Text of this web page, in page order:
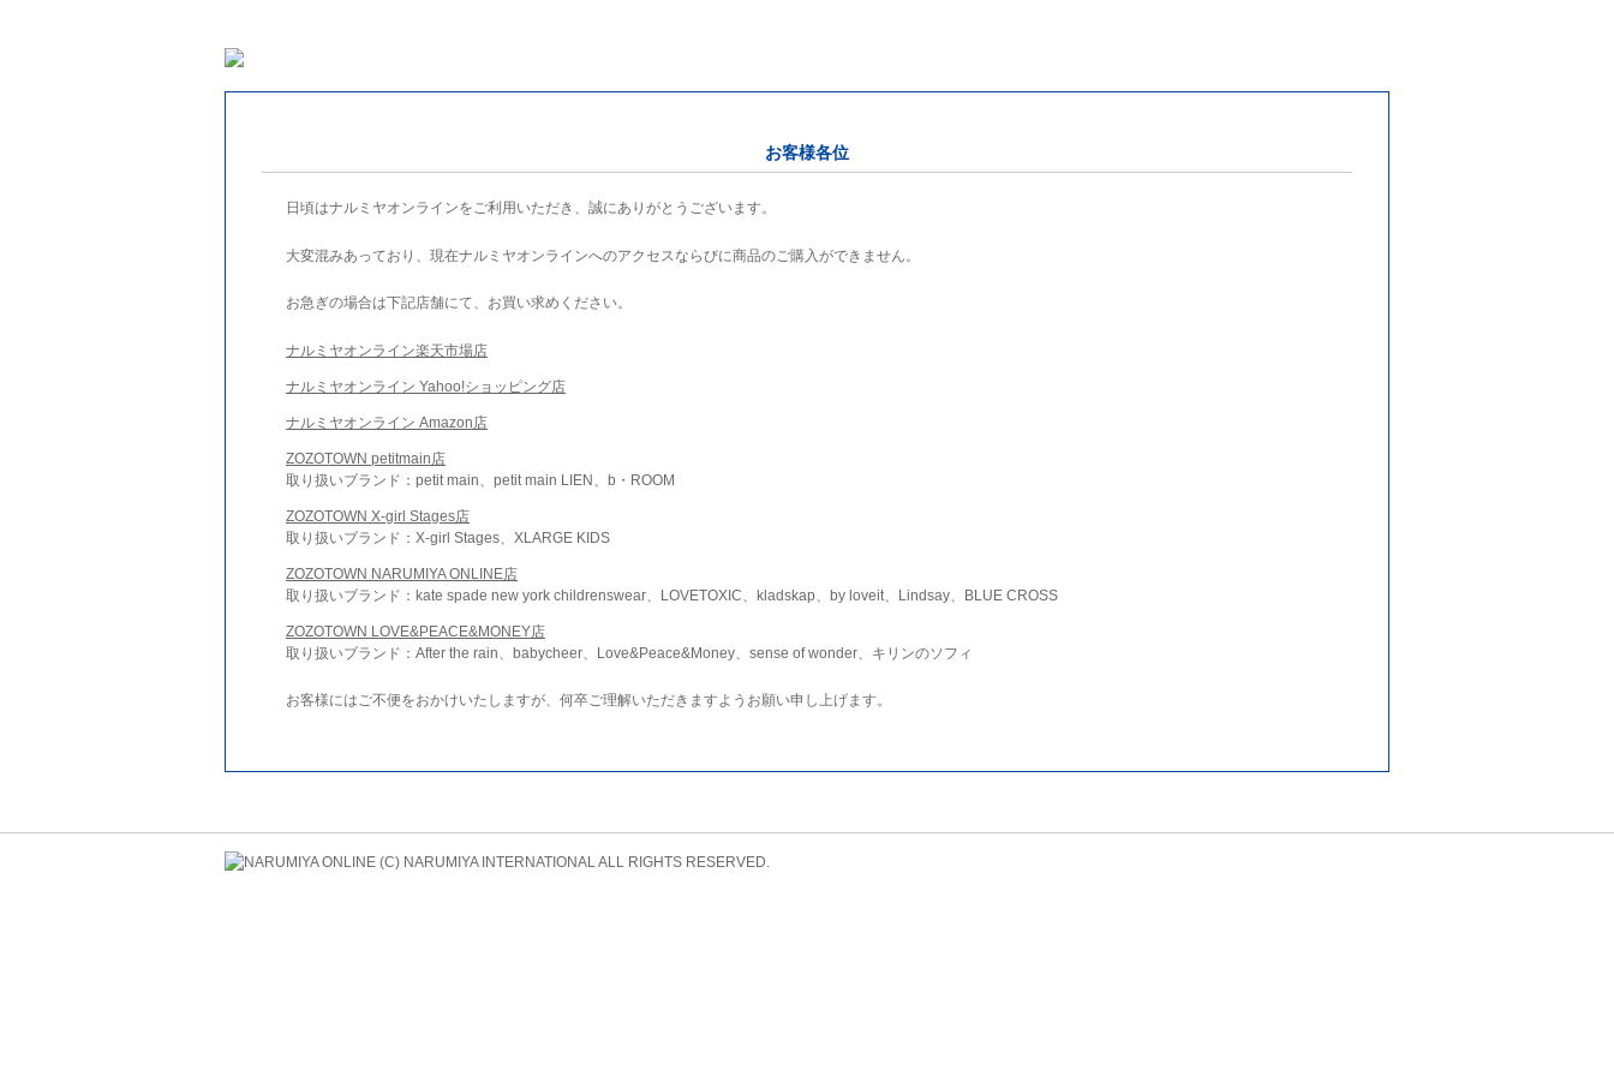
お客様各位
日頃はナルミヤオンラインをご利用いただき、誠にありがとうございます。
大変混みあっており、現在ナルミヤオンラインへのアクセスならびに商品のご購入ができません。
お急ぎの場合は下記店舗にて、お買い求めください。
ナルミヤオンライン楽天市場店
ナルミヤオンライン Yahoo!ショッピング店
ナルミヤオンライン Amazon店
ZOZOTOWN petitmain店
取り扱いブランド：petit main、petit main LIEN、b・ROOM
ZOZOTOWN X-girl Stages店
取り扱いブランド：X-girl Stages、XLARGE KIDS
ZOZOTOWN NARUMIYA ONLINE店
取り扱いブランド：kate spade new york childrenswear、LOVETOXIC、kladskap、by loveit、Lindsay、BLUE CROSS
ZOZOTOWN LOVE&PEACE&MONEY店
取り扱いブランド：After the rain、babycheer、Love&Peace&Money、sense of wonder、キリンのソフィ
お客様にはご不便をおかけいたしますが、何卒ご理解いただきますようお願い申し上げます。